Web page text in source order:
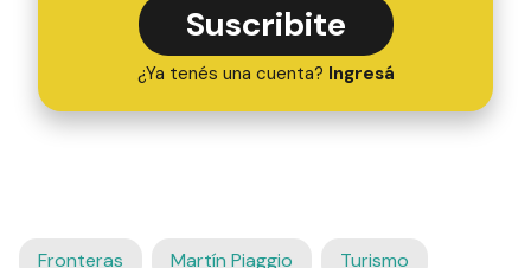
Suscribite
¿Ya tenés una cuenta? Ingresá
Fronteras Martín Piaggio Turismo